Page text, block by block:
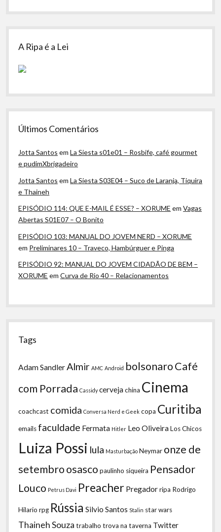
A Ripa é a Lei
Últimos Comentários
Jotta Santos emLa Siesta s01e01 – Rosbife, café gourmet
e pudimXbrigadeiro
Jotta Santos emLa Siesta S03E04 – Suco de Laranja, Tiquira
e Thaineh
EPISÓDIO 114: QUE E-MAIL É ESSE? – XORUME emVagas
Abertas S01E07 – O Bonito
EPISÓDIO 103: MANUAL DO JOVEM NERD – XORUME
em Preliminares 10 – Traveco, Hambúrguer e Pinga
EPISÓDIO 92: MANUAL DO JOVEM CIDADÃO DE BEM –
XORUME emCurva de Rio 40 – Relacionamentos
Tags
Adam Sandler Almir AMC Android bolsonaroCafé
com Porrada Cassidy cervejachina Cinema
coachcast comida Conversa Nerd e Geek copa Curitiba
emails faculdade Fermata Hitler Leo OliveiraLos Chicos
Luiza Possi lula Masturbação Neymar onze de
setembroosasco paulinho siqueira Pensador
Louco Petrus Davi Preacher Pregadorripa Rodrigo
Hilario rpg Rússia Silvio Santos Stalin star wars
Thaineh Souza trabalho trova na taverna Twitter